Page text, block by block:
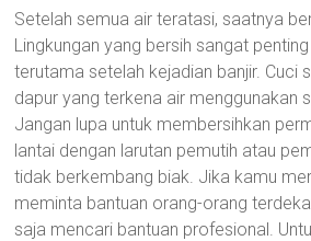
Setelah semua air teratasi, saatnya
Lingkungan yang bersih sangat
terutama setelah kejadian banjir. Cuci
dapur yang terkena air menggunakan
Jangan lupa untuk membersihkan
lantai dengan larutan pemutih atau
tidak berkembang biak. Jika kamu
meminta bantuan orang-orang
saja mencari bantuan profesional.